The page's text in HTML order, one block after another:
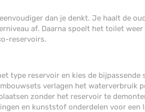
dan je denkt. Je haalt de
af. Daarna spoelt het toilet
reservoirs.
type reservoir en kies de bijpassende
verlagen het waterverbruik
zonder het reservoir te
en kunststof onderdelen voor een